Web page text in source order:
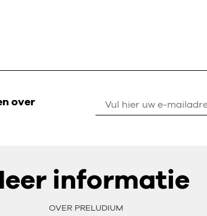
over
informatie
OVER PRELUDIUM